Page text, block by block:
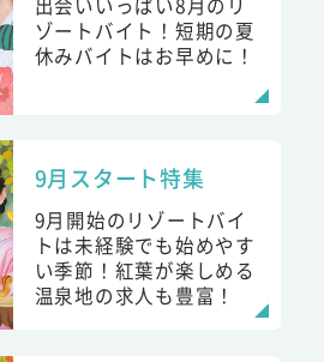
ゾートバイト！短期の夏
休みバイトはお早めに！
9月スタート特集
9月開始のリゾートバイ
トは未経験でも始めやす
い季節！紅葉が楽しめる
温泉地の求人も豊富！